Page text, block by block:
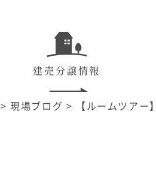
建売分譲情報
>現場ブログ > 【ルームツア